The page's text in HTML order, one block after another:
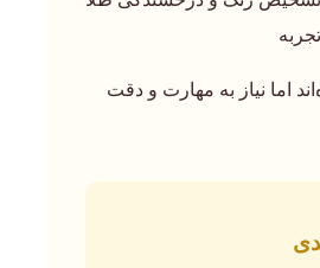
اما نیاز به مهارت و دقت